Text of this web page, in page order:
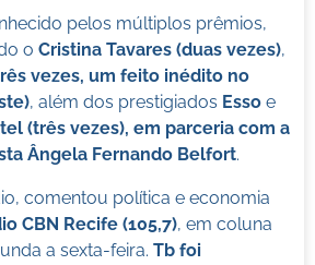
pelos múltiplos prêmios,
o Cristina Tavares (duas vezes),
vezes, um feito inédito no
, além dos prestigiados Essoe
(três vezes), em parceria com a
Ângela Fernando Belfort.
comentou política e economia
CBN Recife (105,7), em coluna
a sexta-feira. Tb foi